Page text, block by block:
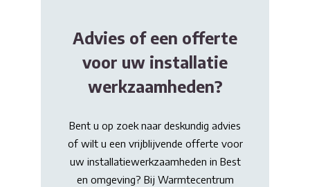
Advies of een offerte
voor uw installatie
werkzaamheden?
Bent u op zoek naar deskundig advies
of wilt u een vrijblijvende offerte voor
uw installatiewerkzaamheden in Best
en omgeving? Bij Warmtecentrum